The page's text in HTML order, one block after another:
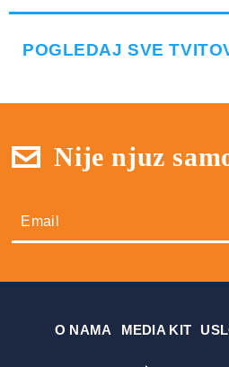
POGLEDAJ SVE
Nije njuz
О NAMA MEDIA KIT